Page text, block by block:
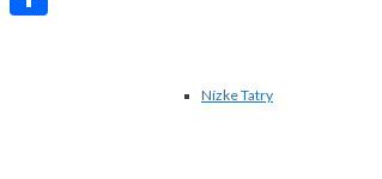
Nízke Tatry